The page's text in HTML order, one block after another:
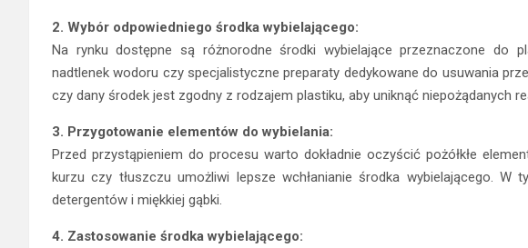
2. Wybór odpowiedniego środka wybielającego:
Na rynku dostępne są różnorodne środki wybielające przeznaczone do
nadtlenek wodoru czy specjalistyczne preparaty dedykowane do usuwania
czy dany środek jest zgodny z rodzajem plastiku, aby uniknąć niepożądanych
3. Przygotowanie elementów do wybielania:
Przed przystąpieniem do procesu warto dokładnie oczyścić pożółkłe
kurzu czy tłuszczu umożliwi lepsze wchłanianie środka wybielającego. W
detergentów i miękkiej gąbki.
4. Zastosowanie środka wybielającego: